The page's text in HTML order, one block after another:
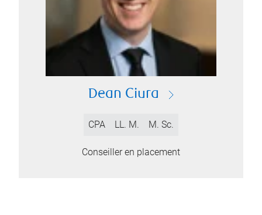
Dean Ciura
CPA LL. M. M. Sc.
Conseiller en placement